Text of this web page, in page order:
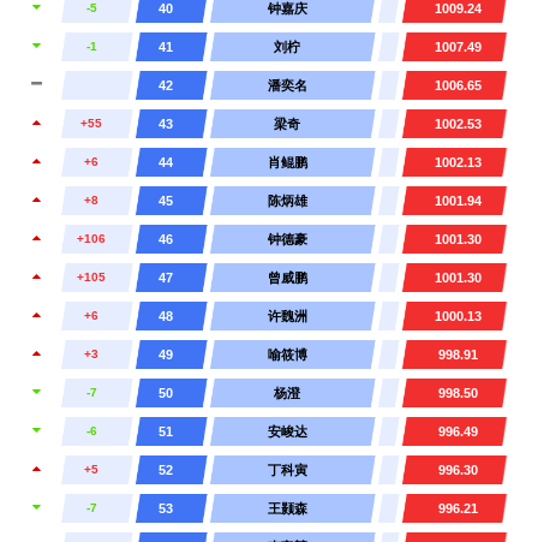
-5 40 钟嘉庆 1009.24
-1 41 刘柠 1007.49
42 潘奕名 1006.65
+55 43 梁奇 1002.53
+6 44 肖鲲鹏 1002.13
+8 45 陈炳雄 1001.94
+106 46 钟德豪 1001.30
+105 47 曾威鹏 1001.30
+6 48 许魏洲 1000.13
+3 49 喻筱博 998.91
-7 50 杨澄 998.50
-6 51 安峻达 996.49
+5 52 丁科寅 996.30
-7 53 王颢森 996.21